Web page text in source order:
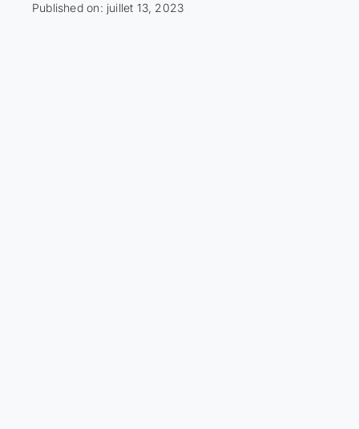
Published on: juillet 13, 2023